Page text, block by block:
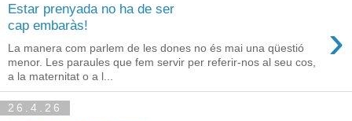
Estar prenyada no ha de ser
cap embaràs!
›
La manera com parlem de les dones no és mai una qüestió
menor. Les paraules que fem servir per referir-nos al seu cos,
a la maternitat o a l...
26.4.26